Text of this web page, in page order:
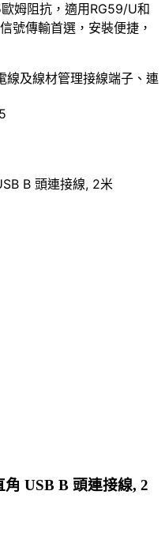
姆阻抗，適用RG59/U和
號傳輸首選，安裝便捷，
線及線材管理接線端子、連
B 頭連接線, 2米
USB B 頭連接線, 2